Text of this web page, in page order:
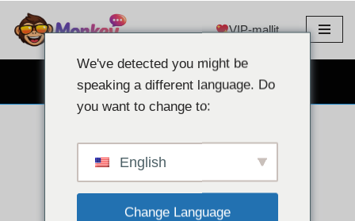
Siirry
sisältöön
VIP-mallit
ILMAINEN VERKKOKAMERACHAT
We've detected you might be
speaking a different language. Do
you want to change to:
English
Change Language